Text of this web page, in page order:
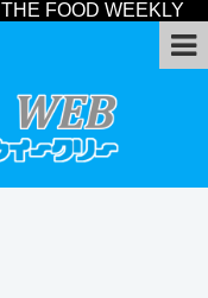
THE FOOD WEEKLY